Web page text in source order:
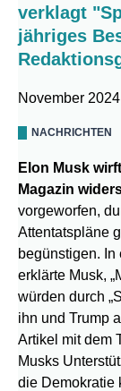
verklagt
jähriges
November 2024
NACHRICHTEN
Elon Musk
Magazin
vorgeworfen,
Attentatspläne
begünstigen. In
erklärte Musk,
würden durch
ihn und Trump
Artikel mit dem
Musks
die Demokratie